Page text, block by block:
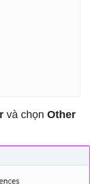
và chọn Other